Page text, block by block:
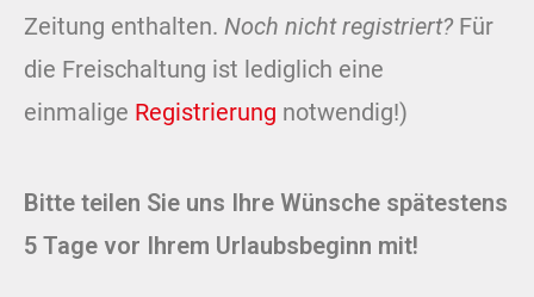
Zeitung enthalten. Noch nicht registriert? Für
die Freischaltung ist lediglich eine
einmalige Registrierung notwendig!)
Bitte teilen Sie uns Ihre Wünsche spätestens
5 Tage vor Ihrem Urlaubsbeginn mit!